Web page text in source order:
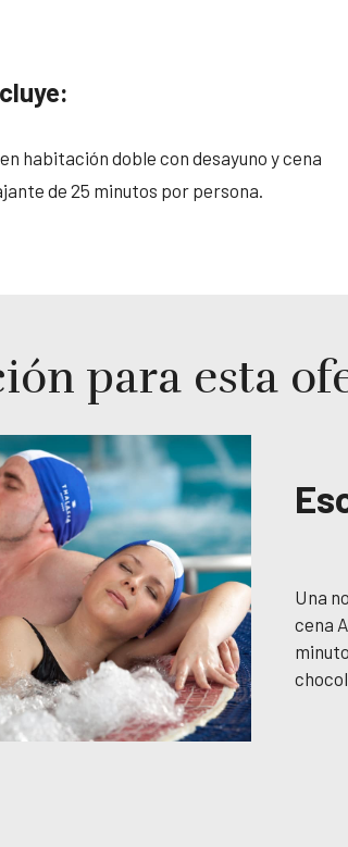
habitación doble con desayuno y cena
de 25 minutos por persona.
para esta
Una
cena